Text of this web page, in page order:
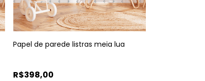
Papel de parede listras meia lua
R$398,00